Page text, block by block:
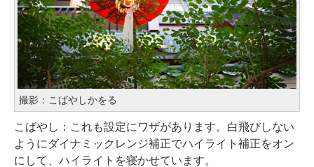
撮影：こばやしかをる
こばやし：これも設定にワザがあります。白飛びしない
ようにダイナミックレンジ補正でハイライト補正をオン
にして、ハイライトを寝かせています。